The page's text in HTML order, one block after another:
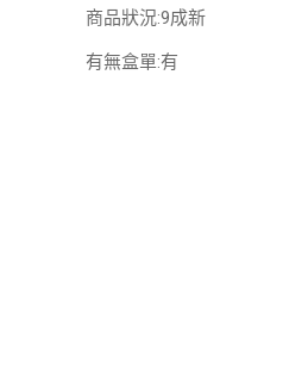
商品狀況:9成新
有無盒單:有